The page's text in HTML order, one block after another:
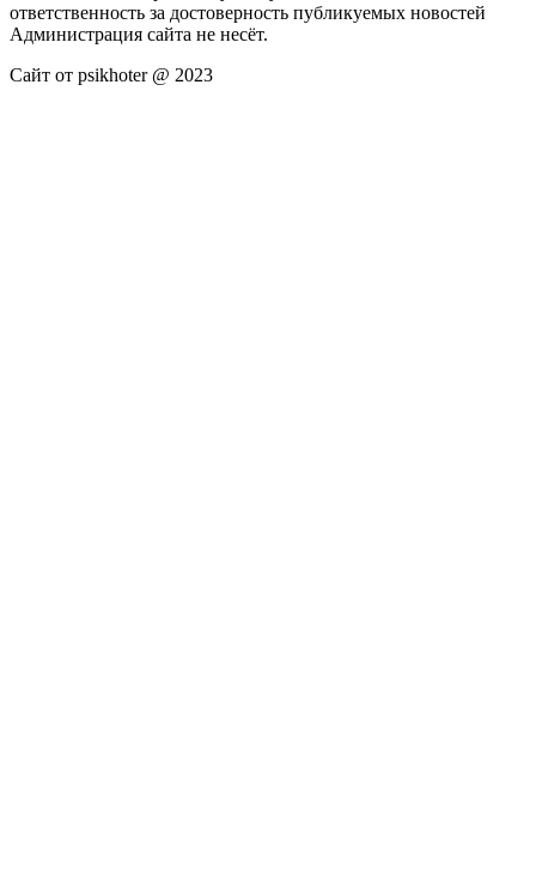
ответственность за достоверность публикуемых новостей
Администрация сайта не несёт.
Сайт от psikhoter @ 2023